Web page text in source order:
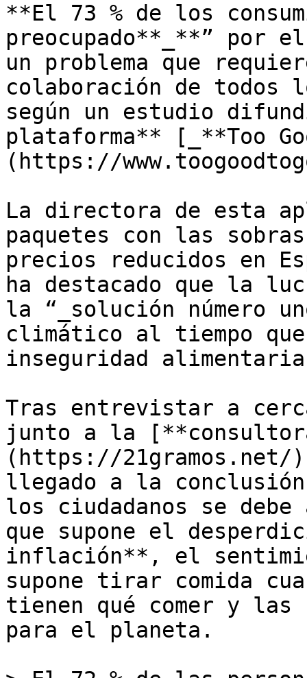
**El 73 % de los
preocupado**_**” por
un problema que
colaboración de
según un estudio
plataforma** [_**Too
(https://
La directora de esta
paquetes con las
precios reducidos en
ha destacado que la
la “_solución número
climático al tiempo
inseguridad
Tras entrevistar a
junto a la
(https://21gramos.net/),
llegado a la
los ciudadanos se
que supone el
inflación**, el
supone tirar comida
tienen qué comer y las
para el planeta.